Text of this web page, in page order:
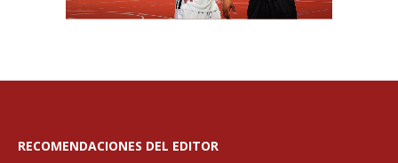
RECOMENDACIONES DEL EDITOR